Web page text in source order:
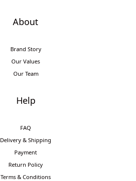
About
Brand Story
Our Values
Our Team
Help
FAQ
Delivery & Shipping
Payment
Return Policy
Terms & Conditions